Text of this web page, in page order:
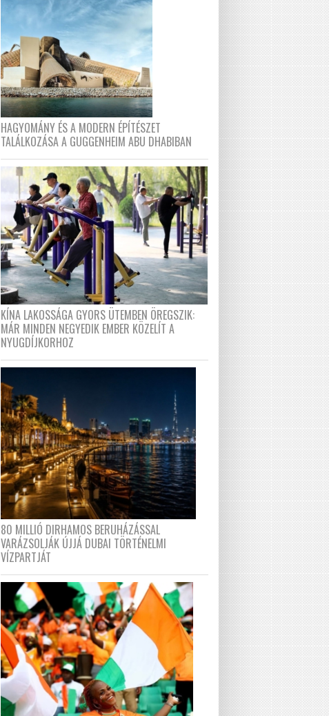
HAGYOMÁNY ÉS A MODERN ÉPÍTÉSZET
TALÁLKOZÁSA A GUGGENHEIM ABU DHABIBAN
KÍNA LAKOSSÁGA GYORS ÜTEMBEN ÖREGSZIK:
MÁR MINDEN NEGYEDIK EMBER KÖZELÍT A
NYUGDÍJKORHOZ
80 MILLIÓ DIRHAMOS BERUHÁZÁSSAL
VARÁZSOLJÁK ÚJJÁ DUBAI TÖRTÉNELMI
VÍZPARTJÁT